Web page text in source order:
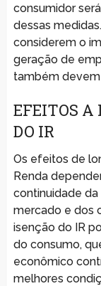
consumidor
dessas
considerem o
geração de
também
EFEITOS A
DO IR
Os efeitos de
Renda
continuidade
mercado e dos
isenção do IR
do consumo,
econômico
melhores